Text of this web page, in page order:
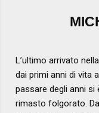
L’ultimo arrivato
dai primi anni di vita
passare degli anni si
rimasto folgorato.